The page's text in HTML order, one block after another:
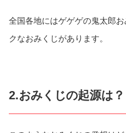
全国各地にはゲゲゲの鬼太郎
クなおみくじがあります。
2.おみくじの起源は？